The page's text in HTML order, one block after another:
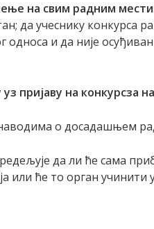
на свим радним
да учеснику конкурса
и да није
уз пријаву на конкурсза
о досадашњем
да ли ће сама
или ће то орган учинити